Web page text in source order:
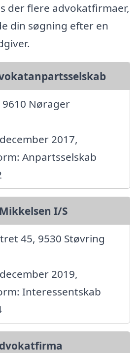
der flere advokatfirmaer,
din søgning efter en
Nørager
2017,
Anpartsselskab
I/S
45, 9530 Støvring
2019,
Interessentskab